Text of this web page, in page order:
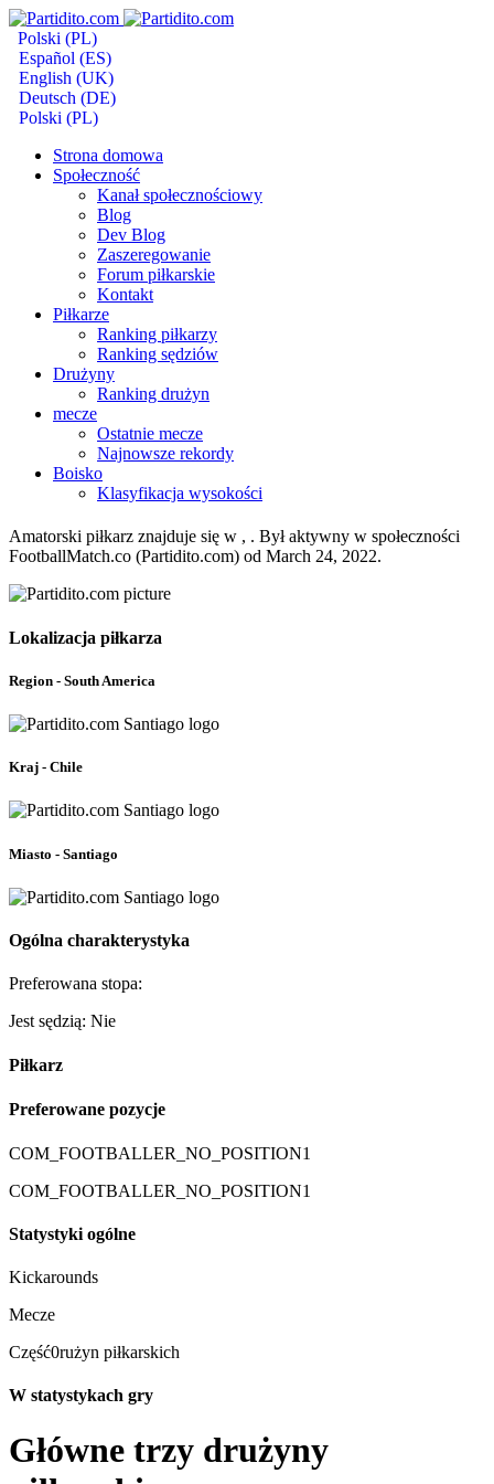
Polski (PL)
Español (ES)
English (UK)
Deutsch (DE)
Polski (PL)
Strona domowa
Społeczność
Kanał społecznościowy
Blog
Dev Blog
Zaszeregowanie
Forum piłkarskie
Kontakt
Piłkarze
Ranking piłkarzy
Ranking sędziów
Drużyny
Ranking drużyn
mecze
Ostatnie mecze
Najnowsze rekordy
Boisko
Klasyfikacja wysokości
Amatorski piłkarz znajduje się w , . Był aktywny w społeczności
FootballMatch.co (Partidito.com) od March 24, 2022.
Lokalizacja piłkarza
Region - South America
Kraj - Chile
Miasto - Santiago
Ogólna charakterystyka
Preferowana stopa:
Jest sędzią: Nie
Piłkarz
Preferowane pozycje
COM_FOOTBALLER_NO_POSITION1
COM_FOOTBALLER_NO_POSITION1
Statystyki ogólne
Kickarounds
Mecze
Część0rużyn piłkarskich
W statystykach gry
Główne trzy drużyny